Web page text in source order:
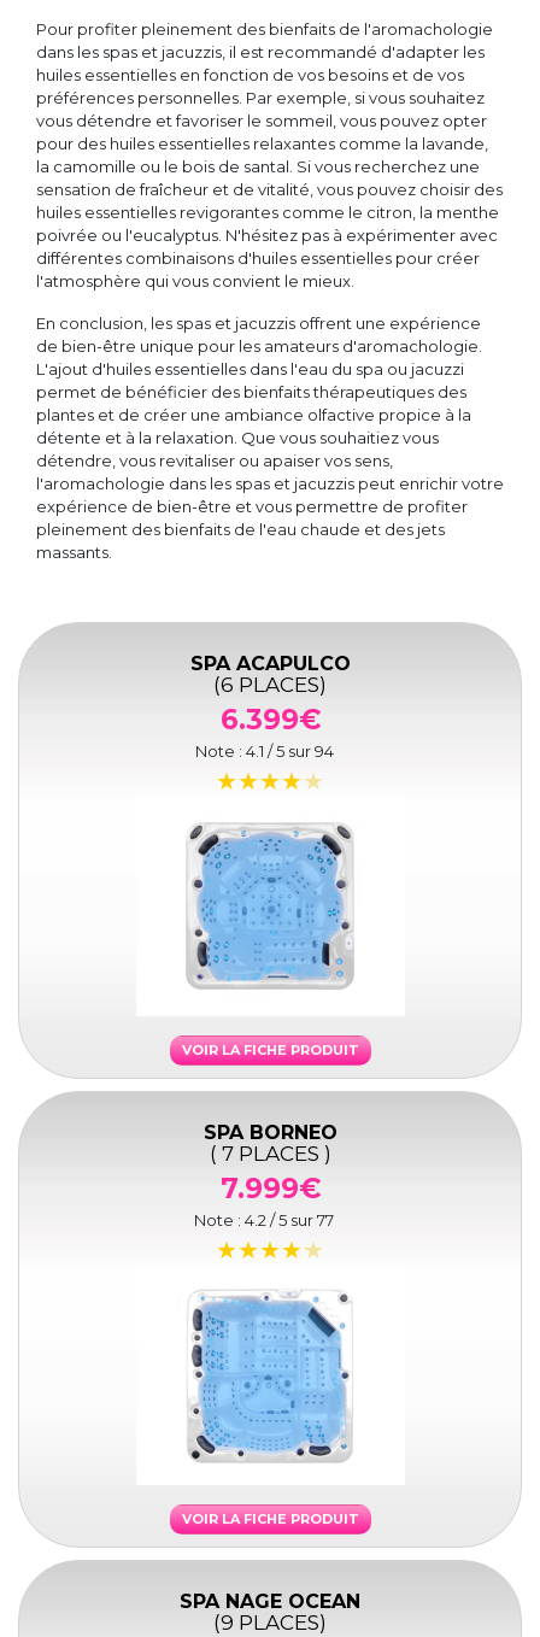
Pour profiter pleinement des bienfaits de l'aromachologie
dans les spas et jacuzzis, il est recommandé d'adapter les
huiles essentielles en fonction de vos besoins et de vos
préférences personnelles. Par exemple, si vous souhaitez
vous détendre et favoriser le sommeil, vous pouvez opter
pour des huiles essentielles relaxantes comme la lavande,
la camomille ou le bois de santal. Si vous recherchez une
sensation de fraîcheur et de vitalité, vous pouvez choisir des
huiles essentielles revigorantes comme le citron, la menthe
poivrée ou l'eucalyptus. N'hésitez pas à expérimenter avec
différentes combinaisons d'huiles essentielles pour créer
l'atmosphère qui vous convient le mieux.
En conclusion, les spas et jacuzzis offrent une expérience
de bien-être unique pour les amateurs d'aromachologie.
L'ajout d'huiles essentielles dans l'eau du spa ou jacuzzi
permet de bénéficier des bienfaits thérapeutiques des
plantes et de créer une ambiance olfactive propice à la
détente et à la relaxation. Que vous souhaitiez vous
détendre, vous revitaliser ou apaiser vos sens,
l'aromachologie dans les spas et jacuzzis peut enrichir votre
expérience de bien-être et vous permettre de profiter
pleinement des bienfaits de l'eau chaude et des jets
massants.
SPA ACAPULCO
(6 PLACES)
6.399€
Note : 4.1 / 5 sur94
VOIR LA FICHE PRODUIT
SPA BORNEO
( 7 PLACES )
7.999€
Note : 4.2 / 5 sur77
VOIR LA FICHE PRODUIT
SPA NAGE OCEAN
(9 PLACES)